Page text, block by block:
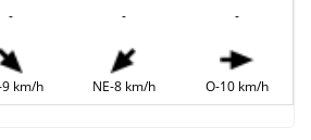
- - -
9 km/h NE-8 km/h O-10 km/h